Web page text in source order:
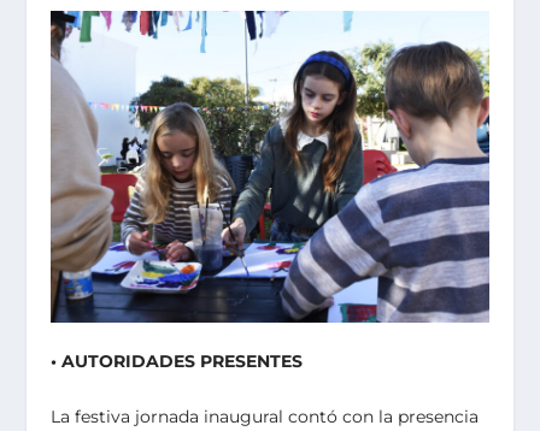
• AUTORIDADES PRESENTES
La festiva jornada inaugural contó con la presencia